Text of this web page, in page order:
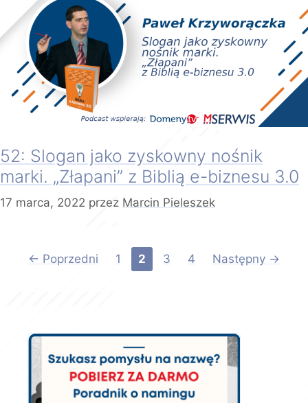
52: Slogan jako zyskowny nośnik
marki. „Złapani” z Biblią e-biznesu 3.0
17 marca, 2022 przez Marcin Pieleszek
← Poprzedni Strona
1 Strona
2 Strona
3 Strona
4 Następny →